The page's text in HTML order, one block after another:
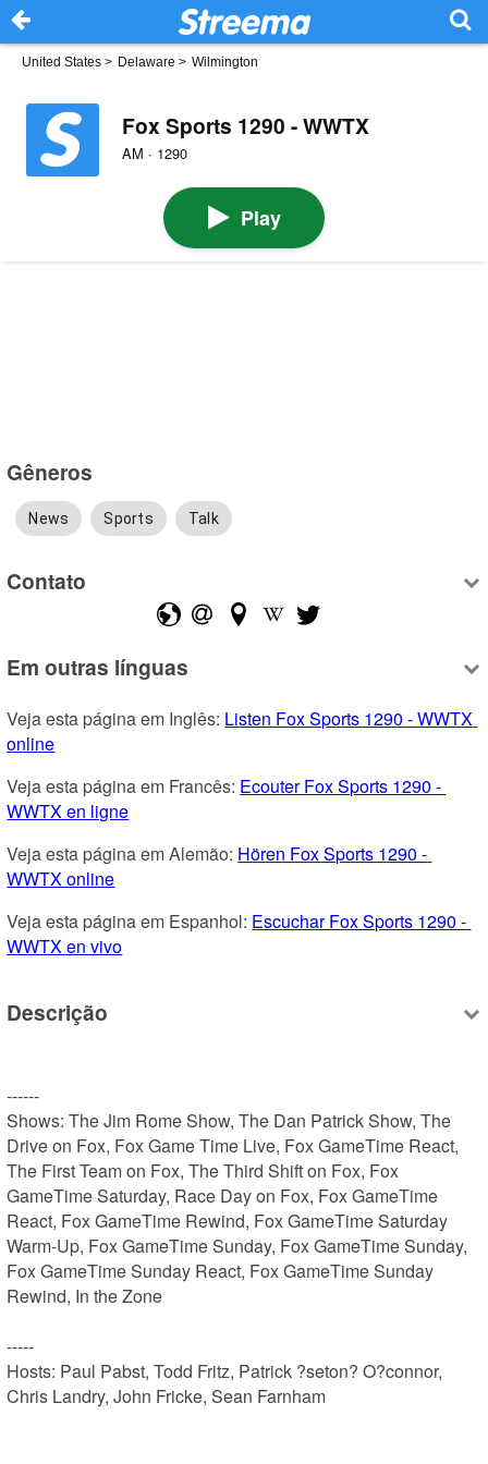
United States > Delaware > Wilmington
Fox Sports 1290 - WWTX
AM · 1290
Play
Gêneros
News Sports Talk
Contato
Em outras línguas
Veja esta página em Inglês: Listen Fox Sports 1290 - WWTX
online
Veja esta página em Francês: Ecouter Fox Sports 1290 -
WWTX en ligne
Veja esta página em Alemão: Hören Fox Sports 1290 -
WWTX online
Veja esta página em Espanhol: Escuchar Fox Sports 1290 -
WWTX en vivo
Descrição
------
Shows: The Jim Rome Show, The Dan Patrick Show, The
Drive on Fox, Fox Game Time Live, Fox GameTime React,
The First Team on Fox, The Third Shift on Fox, Fox
GameTime Saturday, Race Day on Fox, Fox GameTime
React, Fox GameTime Rewind, Fox GameTime Saturday
Warm-Up, Fox GameTime Sunday, Fox GameTime Sunday,
Fox GameTime Sunday React, Fox GameTime Sunday
Rewind, In the Zone
-----
Hosts: Paul Pabst, Todd Fritz, Patrick ?seton? O?connor,
Chris Landry, John Fricke, Sean Farnham